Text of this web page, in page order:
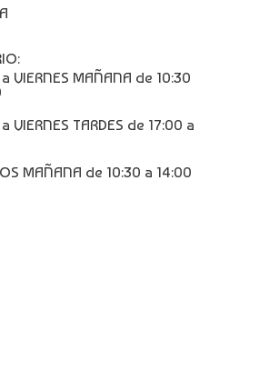
VIERNES MAÑANA de 10:30
VIERNES TARDES de 17:00 a
MAÑANA de 10:30 a 14:00